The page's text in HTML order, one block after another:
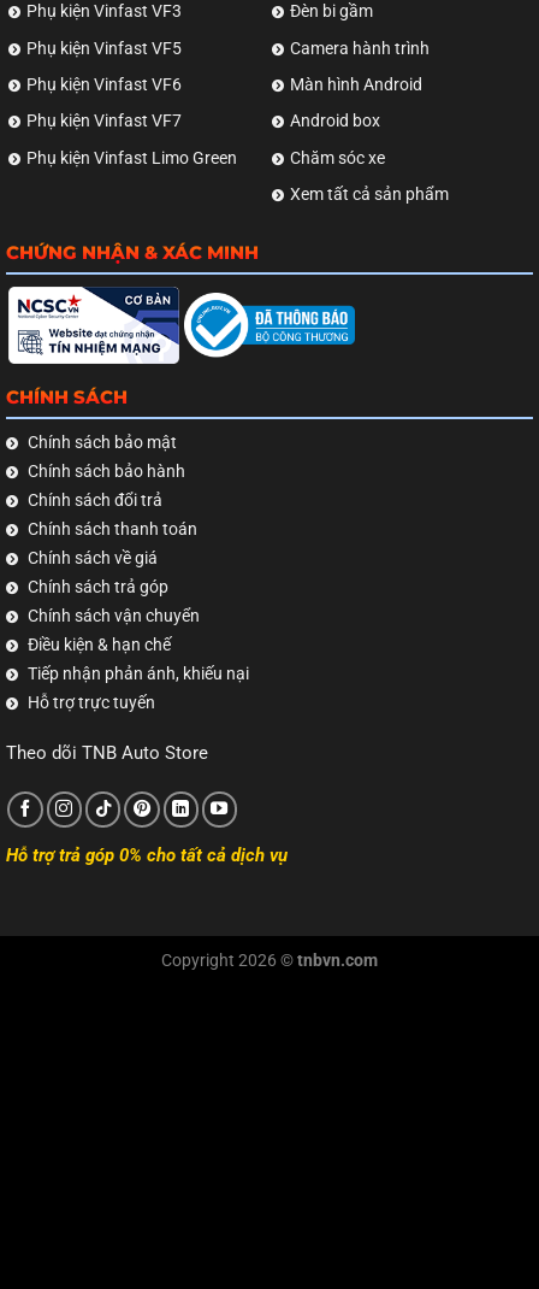
Phụ kiện Vinfast VF3
Phụ kiện Vinfast VF5
Phụ kiện Vinfast VF6
Phụ kiện Vinfast VF7
Phụ kiện Vinfast Limo Green
Đèn bi gầm
Camera hành trình
Màn hình Android
Android box
Chăm sóc xe
Xem tất cả sản phẩm
CHỨNG NHẬN & XÁC MINH
CHÍNH SÁCH
Chính sách bảo mật
Chính sách bảo hành
Chính sách đổi trả
Chính sách thanh toán
Chính sách về giá
Chính sách trả góp
Chính sách vận chuyển
Điều kiện & hạn chế
Tiếp nhận phản ánh, khiếu nại
Hỗ trợ trực tuyến
Theo dõi TNB Auto Store
Hỗ trợ trả góp 0% cho tất cả dịch vụ
Copyright 2026 ©tnbvn.com